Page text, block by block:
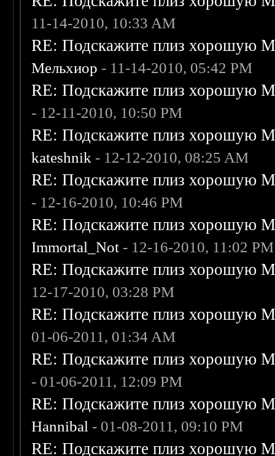
11-14-2010, 10:33 AM
RE: Подскажите плиз хорошую
Мельхиор - 11-14-2010, 05:42 PM
RE: Подскажите плиз хорошую
- 12-11-2010, 10:50 PM
RE: Подскажите плиз хорошую
kateshnik - 12-12-2010, 08:25 AM
RE: Подскажите плиз хорошую
- 12-16-2010, 10:46 PM
RE: Подскажите плиз хорошую
Immortal_Not - 12-16-2010, 11:02 PM
RE: Подскажите плиз хорошую
12-17-2010, 03:28 PM
RE: Подскажите плиз хорошую
01-06-2011, 01:34 AM
RE: Подскажите плиз хорошую
- 01-06-2011, 12:09 PM
RE: Подскажите плиз хорошую
Hannibal - 01-08-2011, 09:10 PM
RE: Подскажите плиз хорошую